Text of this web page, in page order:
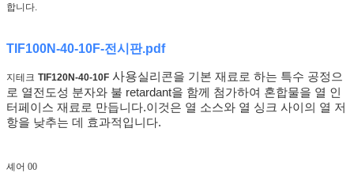
합니다.
TIF100N-40-10F-전시판.pdf
지테크 TIF120N-40-10F 사용실리콘을 기본 재료로 하는 특수 공정으
로 열전도성 분자와 불 retardant을 함께 첨가하여 혼합물을 열 인
터페이스 재료로 만듭니다.이것은 열 소스와 열 싱크 사이의 열 저
항을 낮추는 데 효과적입니다.
셰어 00